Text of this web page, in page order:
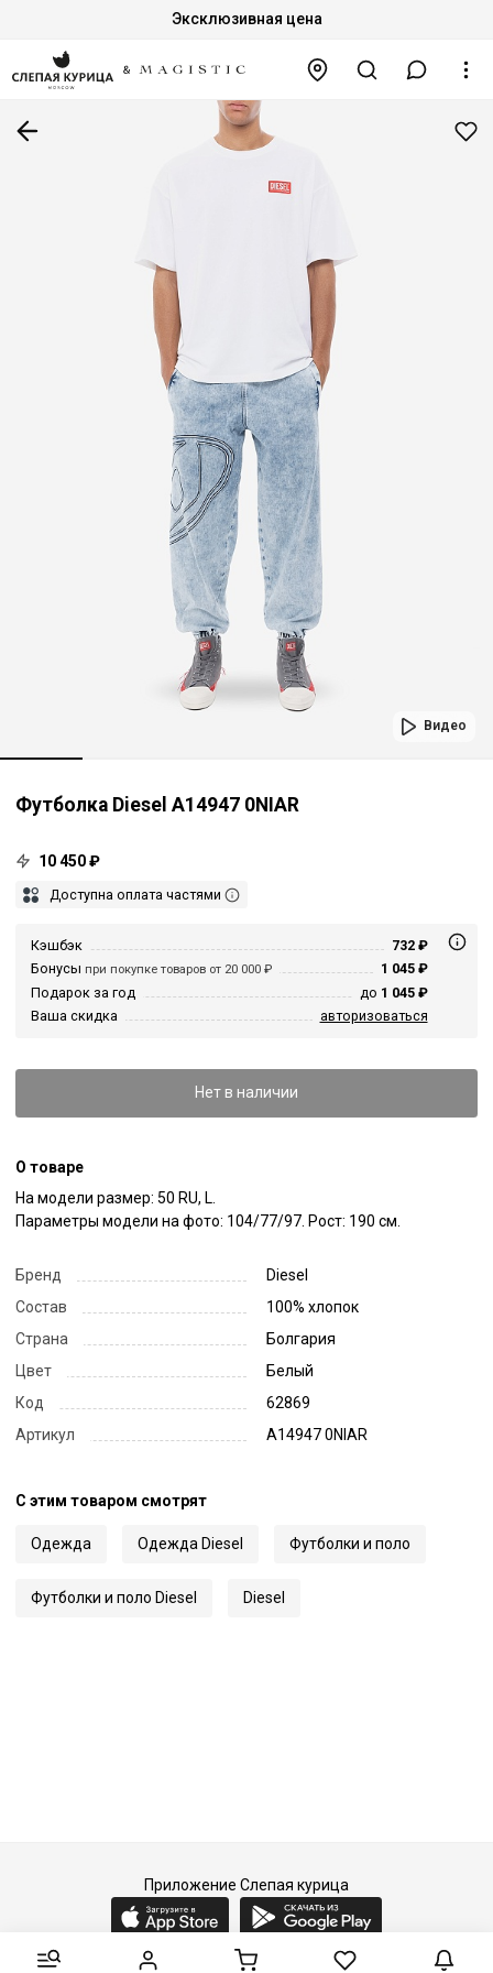
Эксклюзивная цена
Видео
Футболка Diesel A14947 0NIAR
10 450 ₽
Доступна оплата частями
Кэшбэк
732 ₽
Бонусы при покупке товаров от 20 000 ₽
1 045 ₽
Подарок за год
до 1 045 ₽
Ваша скидка
авторизоваться
Нет в наличии
О товаре
На модели размер: 50 RU, L.
Параметры модели на фото: 104/77/97. Рост: 190 см.
Бренд
Diesel
Состав
100% хлопок
Страна
Болгария
Цвет
Белый
Код
62869
Артикул
A14947 0NIAR
С этим товаром смотрят
Одежда Одежда Diesel Футболки и поло
Футболки и поло Diesel Diesel
Приложение Слепая курица